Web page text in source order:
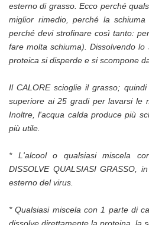
esterno di grasso. Ecco perché
miglior rimedio, perché la
perché devi strofinare così tanto:
fare molta schiuma). Dissolvendo
proteica si disperde e si scompone
Il CALORE scioglie il grasso;
superiore ai 25 gradi per lavarsi le
Inoltre, l'acqua calda produce più
più utile.
* L'alcool o qualsiasi miscela
DISSOLVE QUALSIASI GRASSO,
esterno del virus.
* Qualsiasi miscela con 1 parte di
dissolve direttamente la proteina, la